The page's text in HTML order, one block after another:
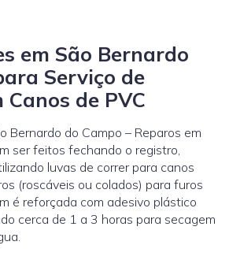
em São Bernardo
Serviço de
Canos de PVC
Bernardo do Campo – Reparos em
ser feitos fechando o registro,
luvas de correr para canos
(roscáveis ou colados) para furos
é reforçada com adesivo plástico
cerca de 1 a 3 horas para secagem